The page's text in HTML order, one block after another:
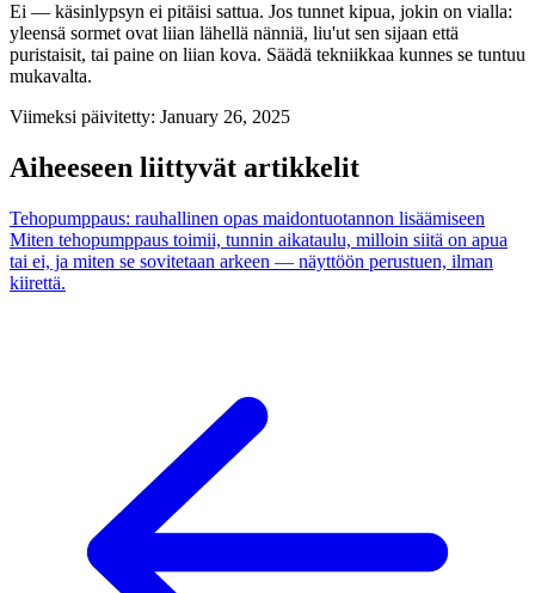
Ei — käsinlypsyn ei pitäisi sattua. Jos tunnet kipua, jokin on vialla:
yleensä sormet ovat liian lähellä nänniä, liu'ut sen sijaan että
puristaisit, tai paine on liian kova. Säädä tekniikkaa kunnes se tuntuu
mukavalta.
Viimeksi päivitetty: January 26, 2025
Aiheeseen liittyvät artikkelit
Tehopumppaus: rauhallinen opas maidontuotannon lisäämiseen
Miten tehopumppaus toimii, tunnin aikataulu, milloin siitä on apua
tai ei, ja miten se sovitetaan arkeen — näyttöön perustuen, ilman
kiirettä.